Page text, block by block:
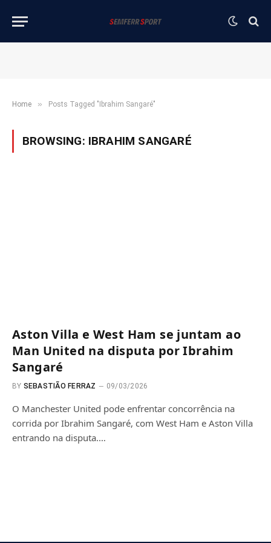
Home » Posts Tagged "Ibrahim Sangaré"
BROWSING: IBRAHIM SANGARÉ
Aston Villa e West Ham se juntam ao
Man United na disputa por Ibrahim
Sangaré
BY SEBASTIÃO FERRAZ 09/03/2026
O Manchester United pode enfrentar concorrência na
corrida por Ibrahim Sangaré, com West Ham e Aston Villa
entrando na disputa.…